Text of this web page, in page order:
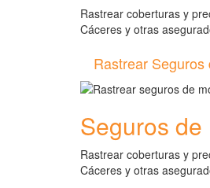
Rastrear coberturas y
Cáceres y otras
Rastrear Seguros
Seguros de
Rastrear coberturas y
Cáceres y otras